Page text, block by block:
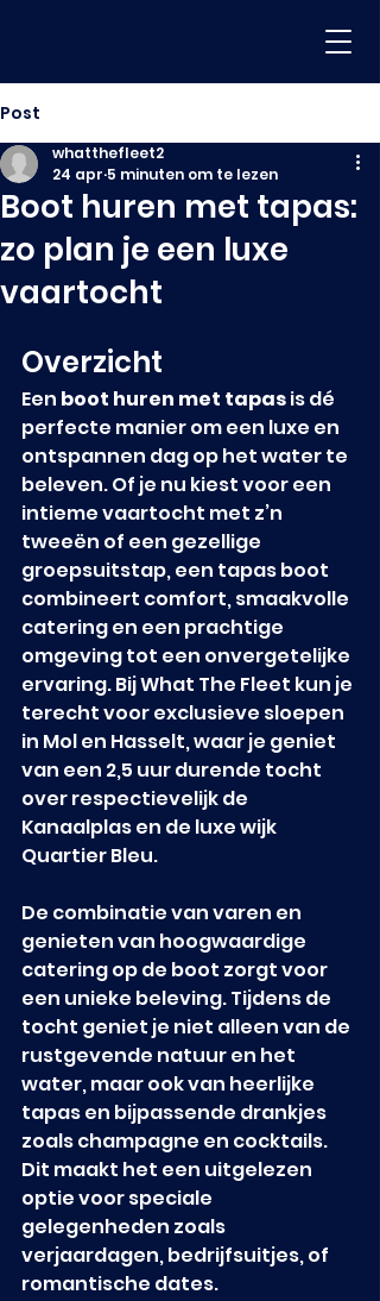
Post
Boot huren met tapas:
zo plan je een luxe
vaartocht
whatthefleet2
24 apr 5 minuten om te lezen
Overzicht
Een boot huren met tapas is dé
perfecte manier om een luxe en
ontspannen dag op het water te
beleven. Of je nu kiest voor een
intieme vaartocht met z’n
tweeën of een gezellige
groepsuitstap, een tapas boot
combineert comfort, smaakvolle
catering en een prachtige
omgeving tot een onvergetelijke
ervaring. Bij What The Fleet kun je
terecht voor exclusieve sloepen
in Mol en Hasselt, waar je geniet
van een 2,5 uur durende tocht
over respectievelijk de
Kanaalplas en de luxe wijk
Quartier Bleu.
De combinatie van varen en
genieten van hoogwaardige
catering op de boot zorgt voor
een unieke beleving. Tijdens de
tocht geniet je niet alleen van de
rustgevende natuur en het
water, maar ook van heerlijke
tapas en bijpassende drankjes
zoals champagne en cocktails.
Dit maakt het een uitgelezen
optie voor speciale
gelegenheden zoals
verjaardagen, bedrijfsuitjes, of
romantische dates.